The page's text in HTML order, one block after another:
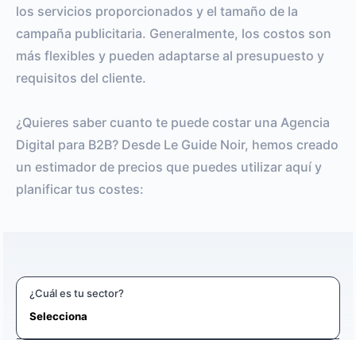
los servicios proporcionados y el tamaño de la
campaña publicitaria. Generalmente, los costos son
más flexibles y pueden adaptarse al presupuesto y
requisitos del cliente.
¿Quieres saber cuanto te puede costar una Agencia
Digital para B2B? Desde Le Guide Noir, hemos creado
un estimador de precios que puedes utilizar aquí y
planificar tus costes:
¿Cuál es tu sector?